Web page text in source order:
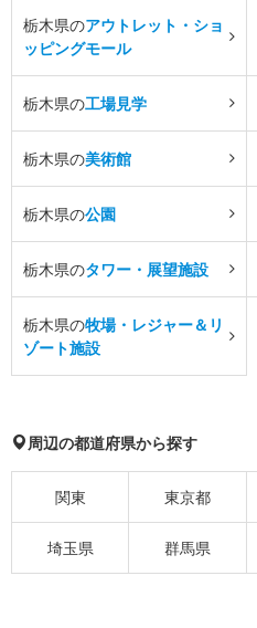
栃木県のアウトレット・ショ
ッピングモール
栃木県の工場見学
栃木県の美術館
栃木県の公園
栃木県のタワー・展望施設
栃木県の牧場・レジャー＆リ
ゾート施設
周辺の都道府県から探す
関東 東京都
埼玉県 群馬県